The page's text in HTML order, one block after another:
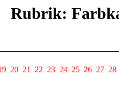
Rubrik:
20 21 22 23 24 25 26 27 28